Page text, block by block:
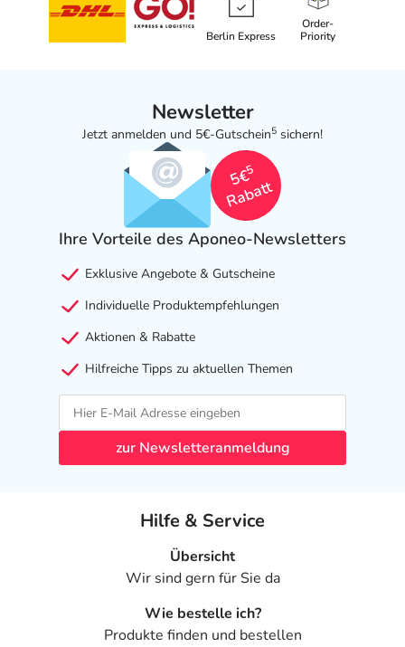
Berlin Express
Order-
Priority
Newsletter
Jetzt anmelden und 5€-Gutschein5 sichern!
5€
5
Rabatt
Ihre Vorteile des Aponeo-Newsletters
Exklusive Angebote & Gutscheine
Individuelle Produktempfehlungen
Aktionen & Rabatte
Hilfreiche Tipps zu aktuellen Themen
zur Newsletteranmeldung
Hilfe & Service
Übersicht
Wir sind gern für Sie da
Wie bestelle ich?
Produkte finden und bestellen